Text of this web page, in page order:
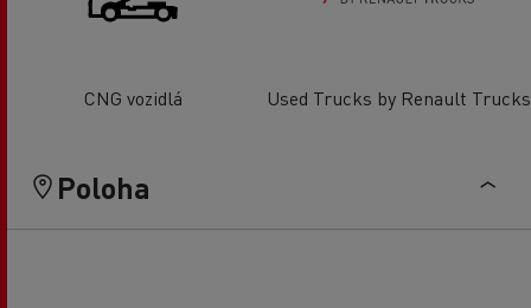
CNG vozidlá Used Trucks by Renault Trucks
Poloha